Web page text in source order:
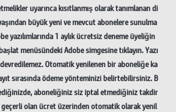
uyarınca kısıtlanmış olarak tanımlanan di
büyük yeni ve mevcut abonelere sunulma
yazılımlarında 1 aylık ücretsiz deneme üyeliğin
menüsündeki Adobe simgesine tıklayın. Yazı
devredilemez. Otomatik yenilenen bir aboneliğe ka
sırasında ödeme yönteminizi belirtebilirsiniz. B
aboneliğiniz siz iptal etmediğiniz takdir
olan ücret üzerinden otomatik olarak yenil